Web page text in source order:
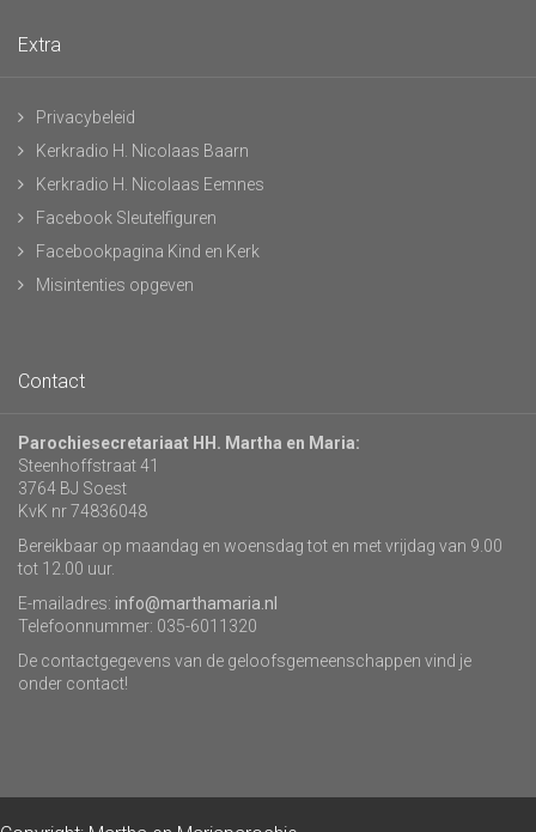
Extra
Privacybeleid
Kerkradio H. Nicolaas Baarn
Kerkradio H. Nicolaas Eemnes
Facebook Sleutelfiguren
Facebookpagina Kind en Kerk
Misintenties opgeven
Contact
Parochiesecretariaat HH. Martha en Maria:
Steenhoffstraat 41
3764 BJ Soest
KvK nr 74836048
Bereikbaar op maandag en woensdag tot en met vrijdag van 9.00
tot 12.00 uur.
E-mailadres: info@marthamaria.nl
Telefoonnummer: 035-6011320
De contactgegevens van de geloofsgemeenschappen vind je
onder contact!